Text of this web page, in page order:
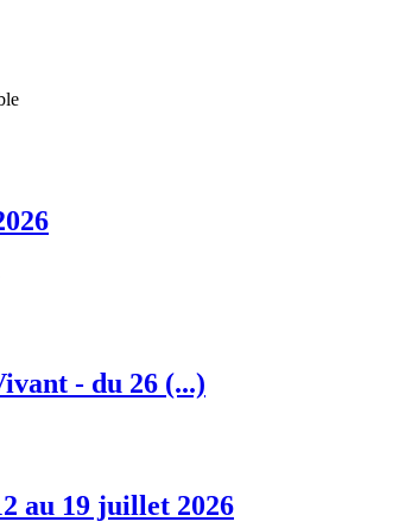
- du 26 (...)
au 19 juillet 2026